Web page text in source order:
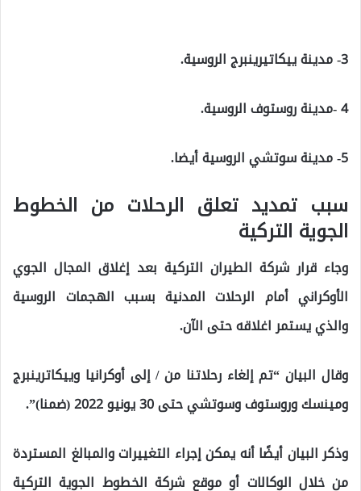
3- مدينة ييكاتيرينبرج الروسية.
4 -مدينة روستوف الروسية.
5- مدينة سوتشي الروسية أيضا.
سبب تمديد تعلق الرحلات من الخطوط
الجوية التركية
وجاء قرار شركة الطيران التركية بعد إغلاق المجال الجوي
الأوكراني أمام الرحلات المدنية بسبب الهجمات الروسية
والذي يستمر اغلاقه حتى الآن.
وقال البيان “تم إلغاء رحلاتنا من / إلى أوكرانيا وييكاترينبرج
ومينسك وروستوف وسوتشي حتى 30 يونيو 2022 (ضمنا)”.
وذكر البيان أيضًا أنه يمكن إجراء التغييرات والمبالغ المستردة
من خلال الوكالات أو موقع شركة الخطوط الجوية التركية